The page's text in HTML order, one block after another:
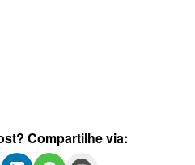
Compartilhe via: